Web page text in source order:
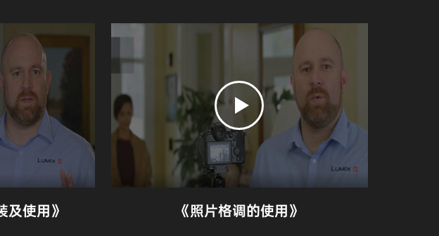
及使用》 《照片格调的使用》